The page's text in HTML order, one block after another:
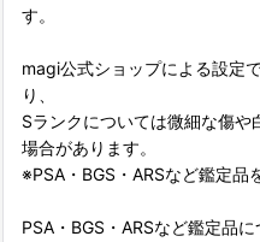
す。
magi公式ショップによる設定
り、
Sランクについては微細な傷
場合があります。
※PSA・BGS・ARSなど鑑定品
PSA・BGS・ARSなど鑑定品